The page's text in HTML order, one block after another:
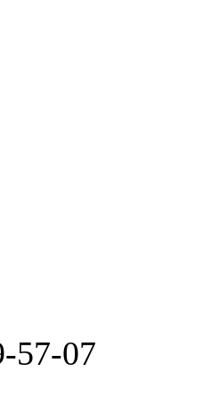
57-07